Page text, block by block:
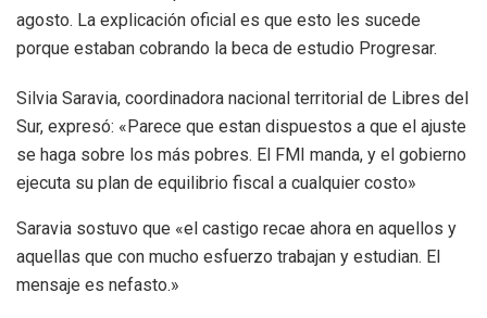
agosto. La explicación oficial es que esto les sucede
porque estaban cobrando la beca de estudio Progresar.
Silvia Saravia, coordinadora nacional territorial de Libres del
Sur, expresó: «Parece que estan dispuestos a que el ajuste
se haga sobre los más pobres. El FMI manda, y el gobierno
ejecuta su plan de equilibrio fiscal a cualquier costo»
Saravia sostuvo que «el castigo recae ahora en aquellos y
aquellas que con mucho esfuerzo trabajan y estudian. El
mensaje es nefasto.»